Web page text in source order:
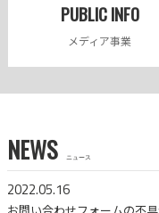
PUBLIC INFO
メディア事業
NEWS ニュース
2022.05.16